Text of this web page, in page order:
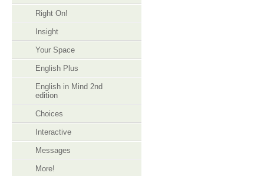
Right On!
Insight
Your Space
English Plus
English in Mind 2nd
edition
Choices
Interactive
Messages
More!